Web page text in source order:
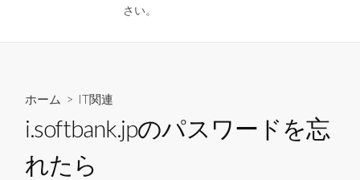
さい。
ホーム > IT関連
i.softbank.jpのパスワードを忘
れたら